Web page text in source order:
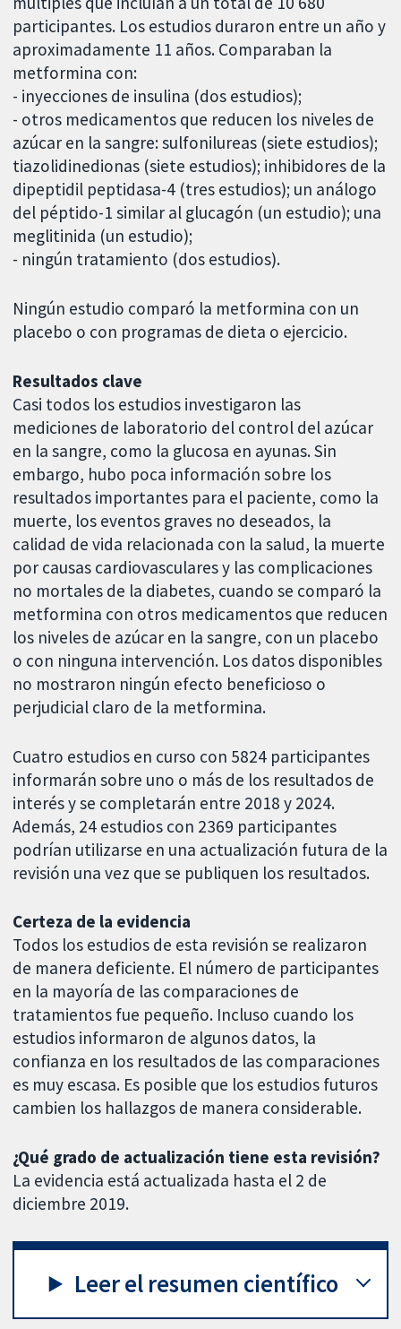
participantes. Los estudios duraron entre un año y
aproximadamente 11 años. Comparaban la
metformina con:
- inyecciones de insulina (dos estudios);
- otros medicamentos que reducen los niveles de
azúcar en la sangre: sulfonilureas (siete estudios);
tiazolidinedionas (siete estudios); inhibidores de la
dipeptidil peptidasa-4 (tres estudios); un análogo
del péptido-1 similar al glucagón (un estudio); una
meglitinida (un estudio);
- ningún tratamiento (dos estudios).
Ningún estudio comparó la metformina con un
placebo o con programas de dieta o ejercicio.
Resultados clave
Casi todos los estudios investigaron las
mediciones de laboratorio del control del azúcar
en la sangre, como la glucosa en ayunas. Sin
embargo, hubo poca información sobre los
resultados importantes para el paciente, como la
muerte, los eventos graves no deseados, la
calidad de vida relacionada con la salud, la muerte
por causas cardiovasculares y las complicaciones
no mortales de la diabetes, cuando se comparó la
metformina con otros medicamentos que reducen
los niveles de azúcar en la sangre, con un placebo
o con ninguna intervención. Los datos disponibles
no mostraron ningún efecto beneficioso o
perjudicial claro de la metformina.
Cuatro estudios en curso con 5824 participantes
informarán sobre uno o más de los resultados de
interés y se completarán entre 2018 y 2024.
Además, 24 estudios con 2369 participantes
podrían utilizarse en una actualización futura de la
revisión una vez que se publiquen los resultados.
Certeza de la evidencia
Todos los estudios de esta revisión se realizaron
de manera deficiente. El número de participantes
en la mayoría de las comparaciones de
tratamientos fue pequeño. Incluso cuando los
estudios informaron de algunos datos, la
confianza en los resultados de las comparaciones
es muy escasa. Es posible que los estudios futuros
cambien los hallazgos de manera considerable.
¿Qué grado de actualización tiene esta revisión?
La evidencia está actualizada hasta el 2 de
diciembre 2019.
Leer el resumen científico